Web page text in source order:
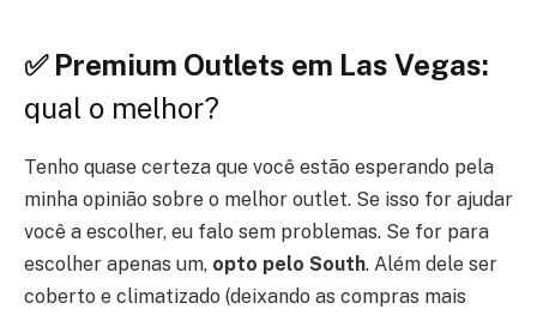
✅ Premium Outlets em Las Vegas:
qual o melhor?
Tenho quase certeza que você estão esperando pela
minha opinião sobre o melhor outlet. Se isso for ajudar
você a escolher, eu falo sem problemas. Se for para
escolher apenas um, opto pelo South. Além dele ser
coberto e climatizado (deixando as compras mais